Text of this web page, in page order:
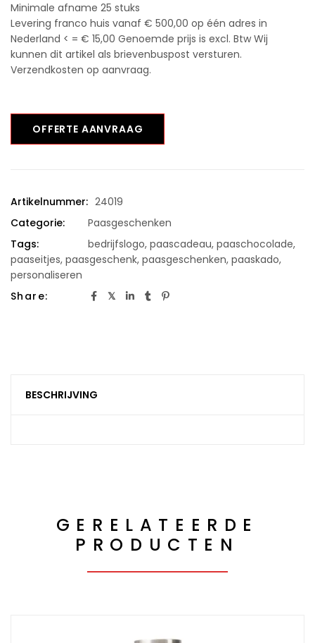
Minimale afname 25 stuks
Levering franco huis vanaf € 500,00 op één adres in
Nederland < = € 15,00 Genoemde prijs is excl. Btw Wij
kunnen dit artikel als brievenbuspost versturen.
Verzendkosten op aanvraag.
OFFERTE AANVRAAG
Artikelnummer: 24019
Categorie:
Paasgeschenken
Tags:
bedrijfslogo, paascadeau, paaschocolade,
paaseitjes, paasgeschenk, paasgeschenken, paaskado,
personaliseren
Share:
BESCHRIJVING
GERELATEERDE
PRODUCTEN